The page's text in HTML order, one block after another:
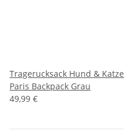
Tragerucksack Hund & Katze
Paris Backpack Grau
49,99 €